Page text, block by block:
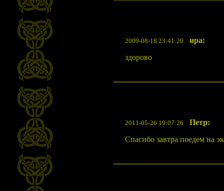
2009-08-18 23:41:20
ира:
здорово
2011-05-26 19:07:26
Петр:
Спасибо завтра поедем на